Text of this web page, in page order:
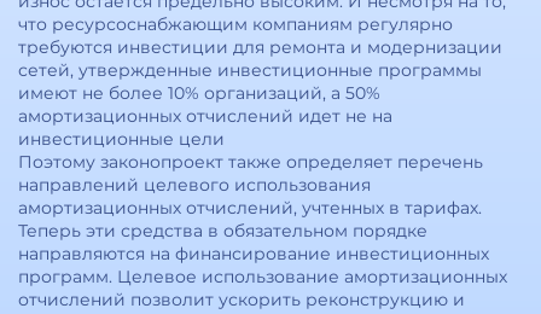
что ресурсоснабжающим компаниям регулярно
требуются инвестиции для ремонта и модернизации
сетей, утвержденные инвестиционные программы
имеют не более 10% организаций, а 50%
амортизационных отчислений идет не на
инвестиционные цели
Поэтому законопроект также определяет перечень
направлений целевого использования
амортизационных отчислений, учтенных в тарифах.
Теперь эти средства в обязательном порядке
направляются на финансирование инвестиционных
программ. Целевое использование амортизационных
отчислений позволит ускорить реконструкцию и